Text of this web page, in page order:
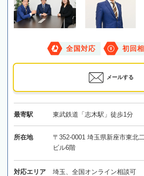
全国対応 初回
メールする
最寄駅 東武鉄道「志木駅」徒歩1分
所在地
〒352-0001 埼玉県新座市東北
ビル6階
対応エリア 埼玉、全国オンライン相談可